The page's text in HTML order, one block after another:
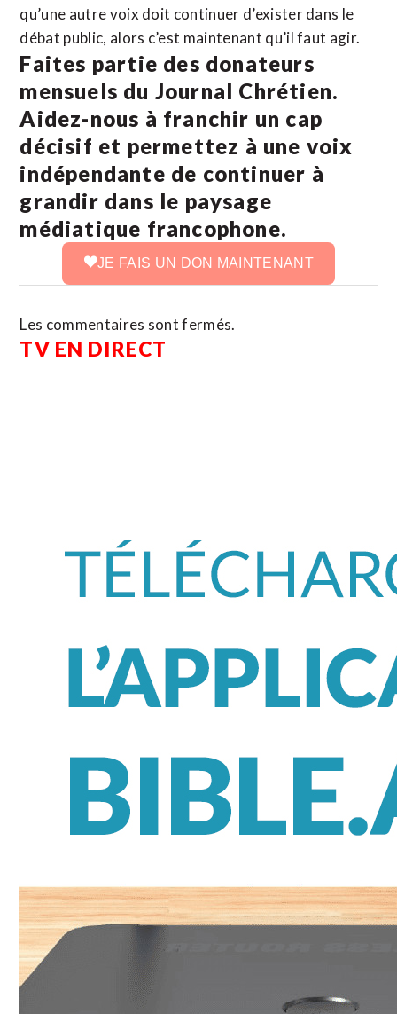
qu’une autre voix doit continuer d’exister dans le
débat public, alors c’est maintenant qu’il faut agir.
Faites partie des donateurs
mensuels du Journal Chrétien.
Aidez-nous à franchir un cap
décisif et permettez à une voix
indépendante de continuer à
grandir dans le paysage
médiatique francophone.
JE FAIS UN DON MAINTENANT
Les commentaires sont fermés.
TV EN DIRECT